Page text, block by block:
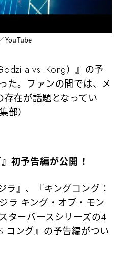
YouTube
vs. Kong）』の予
た。ファンの間では、メ
存在が話題となってい
部）
初予告編が公開！
ラ』、『キングコング：
ラ キング・オブ・モン
ターバースシリーズの4
コング』の予告編がつい